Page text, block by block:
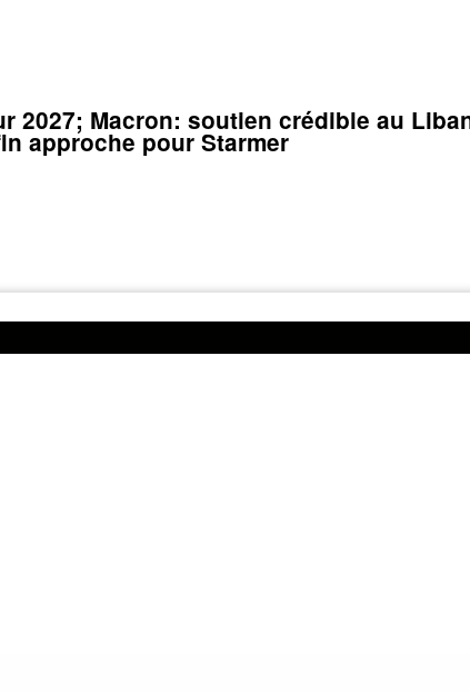
2027; Macron: soutien crédible au
approche pour Starmer